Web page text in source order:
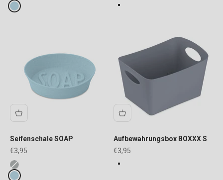
Fake colours
blue
FARBE
Seifenschale SOAP
Angebot
€3,95
Fake colours
ash grey
Aufbewahrungsbox BOXXX S
Angebot
€3,95
FARBE